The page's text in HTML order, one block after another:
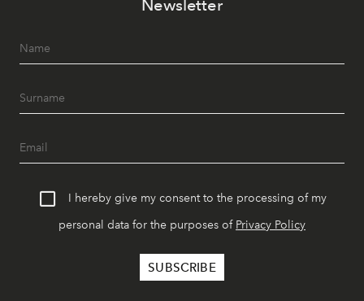
Newsletter
I hereby give my consent to the processing of my
personal data for the purposes of Privacy Policy